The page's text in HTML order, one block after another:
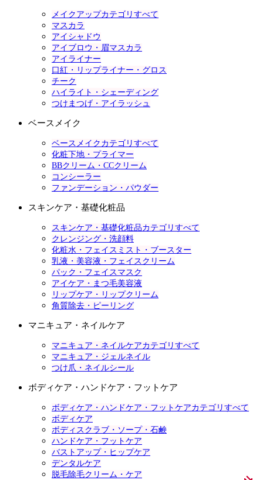
メイクアップカテゴリすべて
マスカラ
アイシャドウ
アイブロウ・眉マスカラ
アイライナー
口紅・リップライナー・グロス
チーク
ハイライト・シェーディング
つけまつげ・アイラッシュ
ベースメイク
ベースメイクカテゴリすべて
化粧下地・プライマー
BBクリーム・CCクリーム
コンシーラー
ファンデーション・パウダー
スキンケア・基礎化粧品
スキンケア・基礎化粧品カテゴリすべて
クレンジング・洗顔料
化粧水・フェイスミスト・ブースター
乳液・美容液・フェイスクリーム
パック・フェイスマスク
アイケア・まつ毛美容液
リップケア・リップクリーム
角質除去・ピーリング
マニキュア・ネイルケア
マニキュア・ネイルケアカテゴリすべて
マニキュア・ジェルネイル
つけ爪・ネイルシール
ボディケア・ハンドケア・フットケア
ボディケア・ハンドケア・フットケアカテゴリすべて
ボディケア
ボディスクラブ・ソープ・石鹸
ハンドケア・フットケア
バストアップ・ヒップケア
デンタルケア
脱毛除毛クリーム・ケア